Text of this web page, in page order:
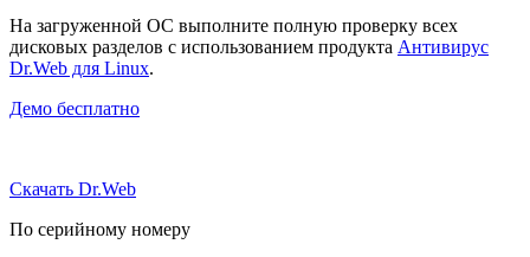
На загруженной ОС выполните полную проверку всех
дисковых разделов с использованием продукта Антивирус
Dr.Web для Linux.
Демо бесплатно
Скачать Dr.Web
По серийному номеру